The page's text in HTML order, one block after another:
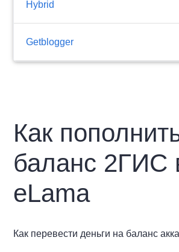
Hybrid
Getblogger
Как
баланс 2ГИС
eLama
Как перевести деньги на баланс